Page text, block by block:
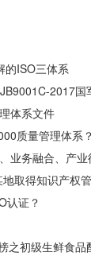
的ISO三体系
2017
体系文件
质量管理体系？
业务融合、产
取得知识产权
认证？
之初级生鲜食品